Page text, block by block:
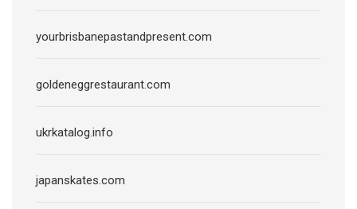
yourbrisbanepastandpresent.com
goldeneggrestaurant.com
ukrkatalog.info
japanskates.com